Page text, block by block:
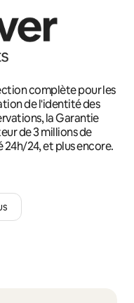
complète pour les
de l'identité des
la Garantie
de 3 millions de
24h/24, et plus encore.